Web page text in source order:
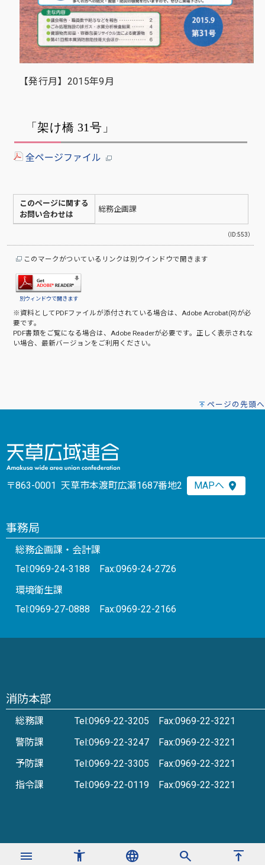
【発行月】2015年9月
「架け橋 31号」
全ページファイル
このページに関する
お問い合わせは
総務企画課
（ID:553）
このマークがついているリンクは別ウインドウで開きます
別ウィンドウで開きます
※資料としてPDFファイルが添付されている場合は、 Adobe Acrobat(R)が必
要です。
PDF書類をご覧になる場合は、 Adobe Readerが必要です。正しく表示されな
い場合、最新バージョンをご利用ください。
ページの先頭へ
〒863-0001 天草市本渡町広瀬1687番地2 MAPへ
事務局
総務企画課・会計課
Tel:0969-24-3188 Fax:0969-24-2726
環境衛生課
Tel:0969-27-0888 Fax:0969-22-2166
消防本部
総務課
Tel:0969-22-3205 Fax:0969-22-3221
警防課
Tel:0969-22-3247 Fax:0969-22-3221
予防課
Tel:0969-22-3305 Fax:0969-22-3221
指令課
Tel:0969-22-0119 Fax:0969-22-3221
menu accessibility_new language search vertical_align_top